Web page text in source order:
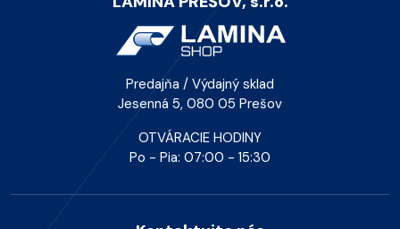
Predajňa / Výdajný sklad
Jesenná 5, 080 05 Prešov
OTVÁRACIE HODINY
Po - Pia: 07:00 - 15:30